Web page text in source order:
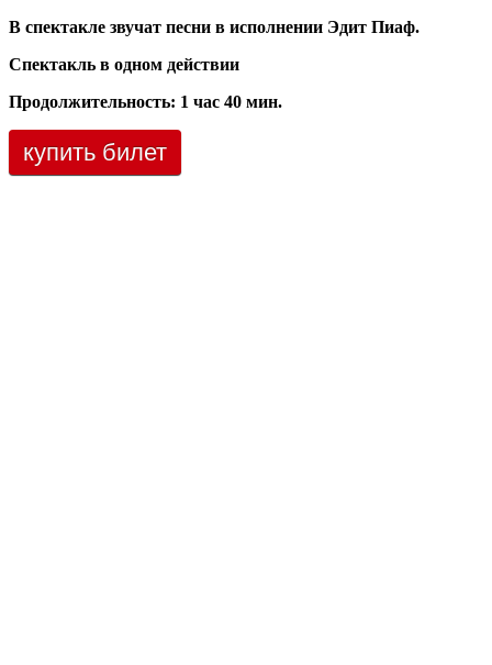
В спектакле звучат песни в исполнении Эдит Пиаф.
Спектакль в одном действии
Продолжительность: 1 час 40 мин.
купить билет